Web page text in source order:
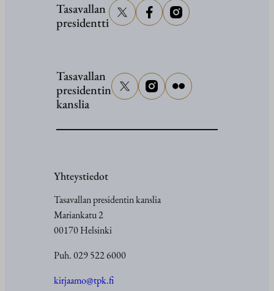
Tasavallan
presidentti
Tasavallan
presidentin
kanslia
Yhteystiedot
Tasavallan presidentin kanslia
Mariankatu 2
00170 Helsinki
Puh. 029 522 6000
kirjaamo@tpk.fi